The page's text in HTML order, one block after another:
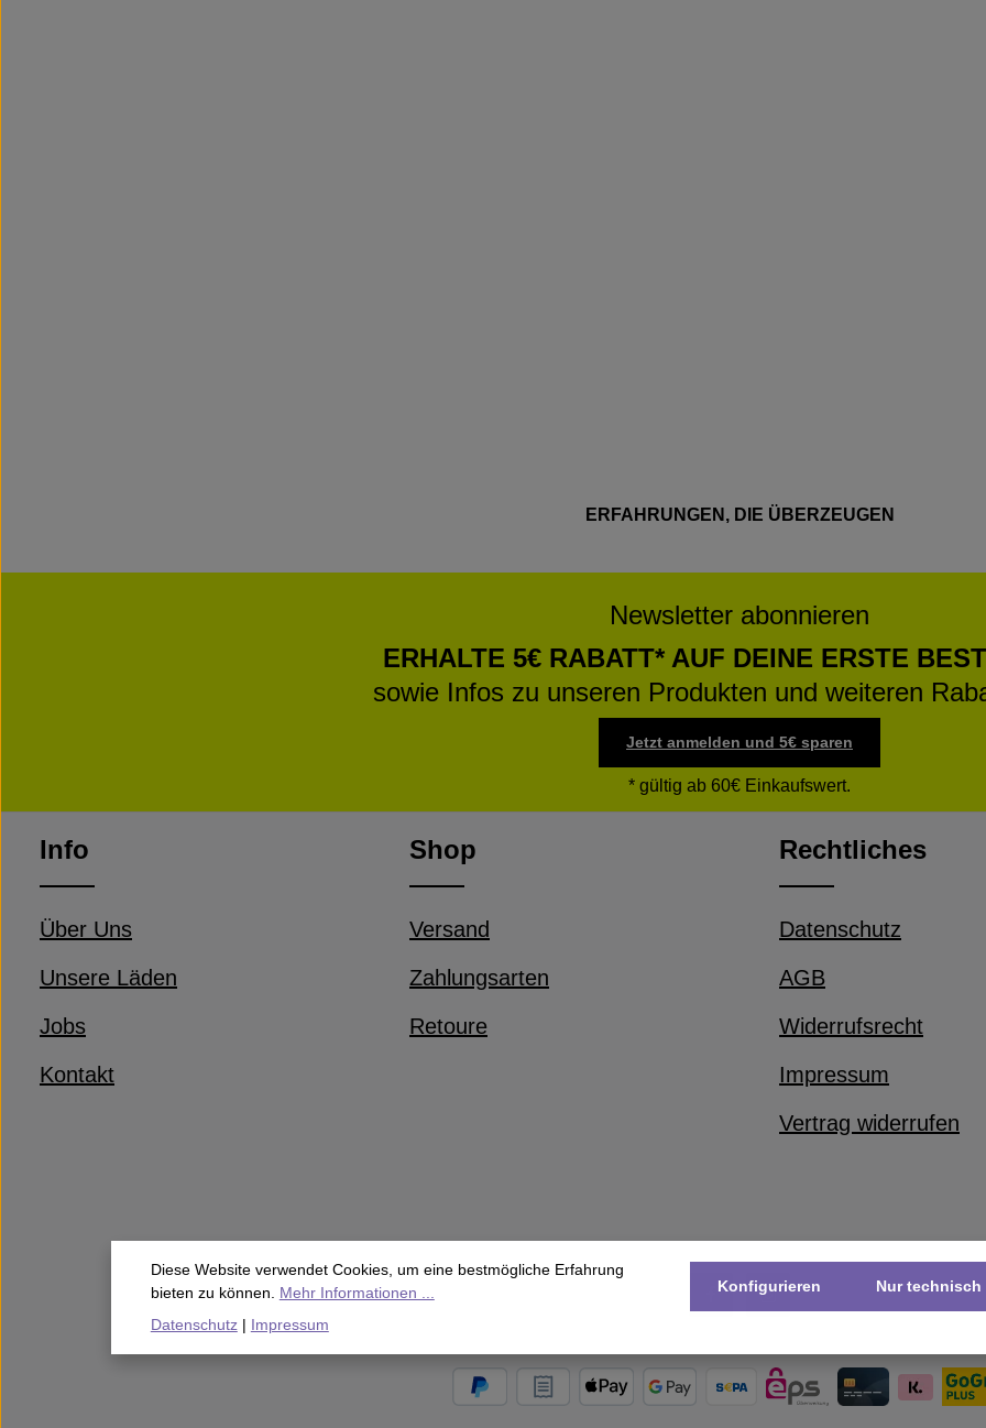
ERFAHRUNGEN, DIE ÜBERZEUGEN
Newsletter abonnieren
ERHALTE 5€ RABATT* AUF DEINE ERSTE
sowie Infos zu unseren Produkten und weiteren
Jetzt anmelden und 5€ sparen
* gültig ab 60€ Einkaufswert.
Info
Über Uns
Unsere Läden
Jobs
Kontakt
Shop
Versand
Zahlungsarten
Retoure
Rechtliches
Datenschutz
AGB
Widerrufsrecht
Impressum
Vertrag widerrufen
Diese Website verwendet Cookies, um eine bestmögliche Erfahrung
bieten zu können. Mehr Informationen ...
Datenschutz| Impressum
Nur
Konfigurieren